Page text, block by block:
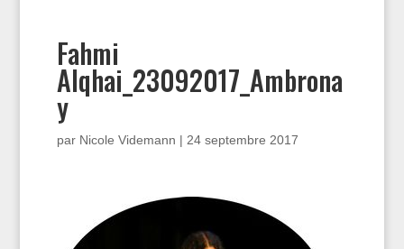
Fahmi
Alqhai_23092017_Ambrona
y
par Nicole Videmann | 24 septembre 2017